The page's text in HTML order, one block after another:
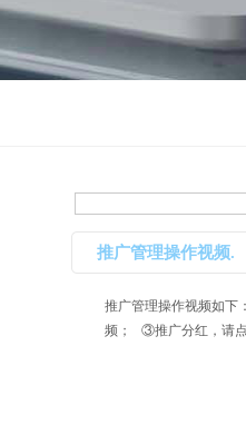
推广管理操作视频.
推广管理操作视频如
频； ③推广分红，请